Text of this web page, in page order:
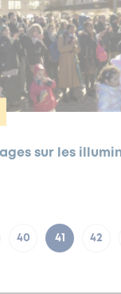
sur les
40 41 42